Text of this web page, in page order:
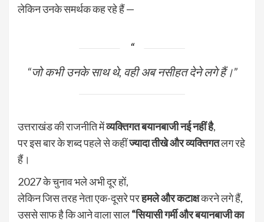
लेकिन उनके समर्थक कह रहे हैं —
“जो कभी उनके साथ थे, वही अब नसीहत देने लगे हैं।”
उत्तराखंड की राजनीति मेंव्यक्तिगत बयानबाजी नई नहीं है,
पर इस बार के शब्द पहले से कहींज्यादा तीखे और व्यक्तिगतलग रहे
हैं।
2027 के चुनाव भले अभी दूर हों,
लेकिन जिस तरह नेता एक-दूसरे परहमले और कटाक्षकरने लगे हैं,
उससे साफ है कि आने वाला साल“सियासी गर्मी और बयानबाजी का